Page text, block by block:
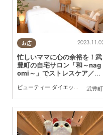
お店
武豊町
忙しいママに心の余裕を！武
豊町の自宅サロン「和～nag
omi～」でストレスケア／ち
ビューティー,ダイエット 健康,ち